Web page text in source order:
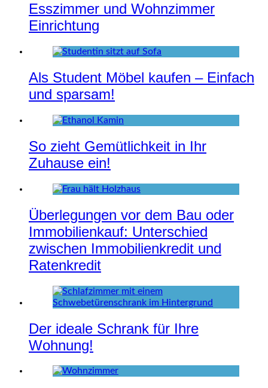
Esszimmer und Wohnzimmer
Einrichtung
Als Student Möbel kaufen – Einfach
und sparsam!
So zieht Gemütlichkeit in Ihr
Zuhause ein!
Überlegungen vor dem Bau oder
Immobilienkauf: Unterschied
zwischen Immobilienkredit und
Ratenkredit
Der ideale Schrank für Ihre
Wohnung!